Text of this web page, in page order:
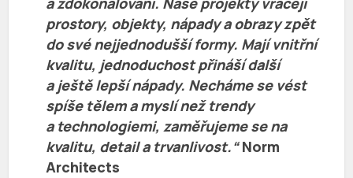
prostory, objekty, nápady a obrazy zpět
do své nejjednodušší formy. Mají vnitřní
kvalitu, jednoduchost přináší další
a ještě lepší nápady. Necháme se vést
spíše tělem a myslí než trendy
a technologiemi, zaměřujeme se na
kvalitu, detail a trvanlivost.“Norm
Architects